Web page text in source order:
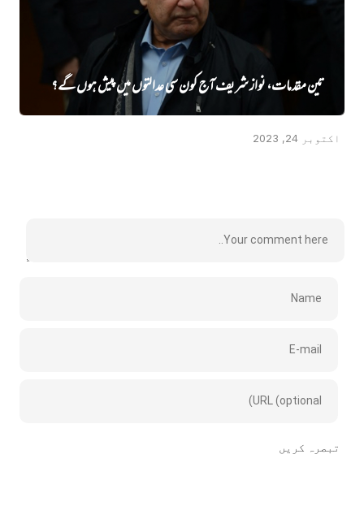
تین مقدمات، نواز شریف آج کون سی عدالتوں میں پیش ہوں گے؟
اکتوبر 24, 2023